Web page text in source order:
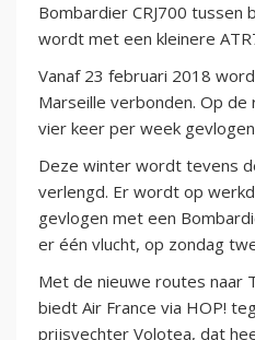
Bombardier CRJ700 tussen
wordt met een kleinere
Vanaf 23 februari 2018
Marseille verbonden. Op
vier keer per week
Deze winter wordt tevens
verlengd. Er wordt op
gevlogen met een
er één vlucht, op zondag
Met de nieuwe routes naar
biedt Air France via HOP!
prijsvechter Volotea, dat